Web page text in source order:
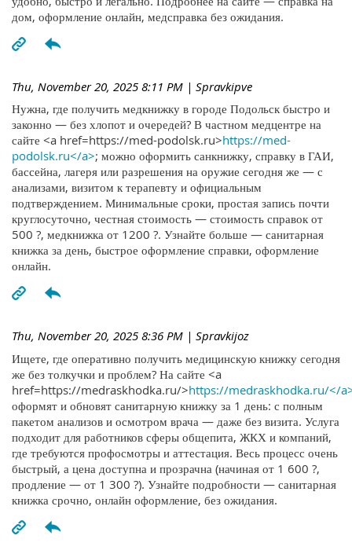
дом, оформление онлайн, медсправка без ожидания.
Thu, November 20, 2025 8:11 PM | Spravkipve
Нужна, где получить медкнижку в городе Подольск быстро и
законно — без хлопот и очередей? В частном медцентре на
сайте <a href=https://med-podolsk.ru>https://med-
podolsk.ru</a>; можно оформить санкнижку, справку в ГАИ,
бассейна, лагеря или разрешения на оружие сегодня же — с
анализами, визитом к терапевту и официальным
подтверждением. Минимальные сроки, простая запись почти
круглосуточно, честная стоимость — стоимость справок от
500 ?, медкнижка от 1200 ?. Узнайте больше — санитарная
книжка за день, быстрое оформление справки, оформление
онлайн.
Thu, November 20, 2025 8:36 PM | Spravkijoz
Ищете, где оперативно получить медицинскую книжку сегодня
же без толкучки и проблем? На сайте <a
href=https://medraskhodka.ru/>https://medraskhodka.ru/</
оформят и обновят санитарную книжку за 1 день: с полным
пакетом анализов и осмотром врача — даже без визита. Услуга
подходит для работников сферы общепита, ЖКХ и компаний,
где требуются профосмотры и аттестация. Весь процесс очень
быстрый, а цена доступна и прозрачна (начиная от 1 600 ?,
продление — от 1 300 ?). Узнайте подробности — санитарная
книжка срочно, онлайн оформление, без ожидания.